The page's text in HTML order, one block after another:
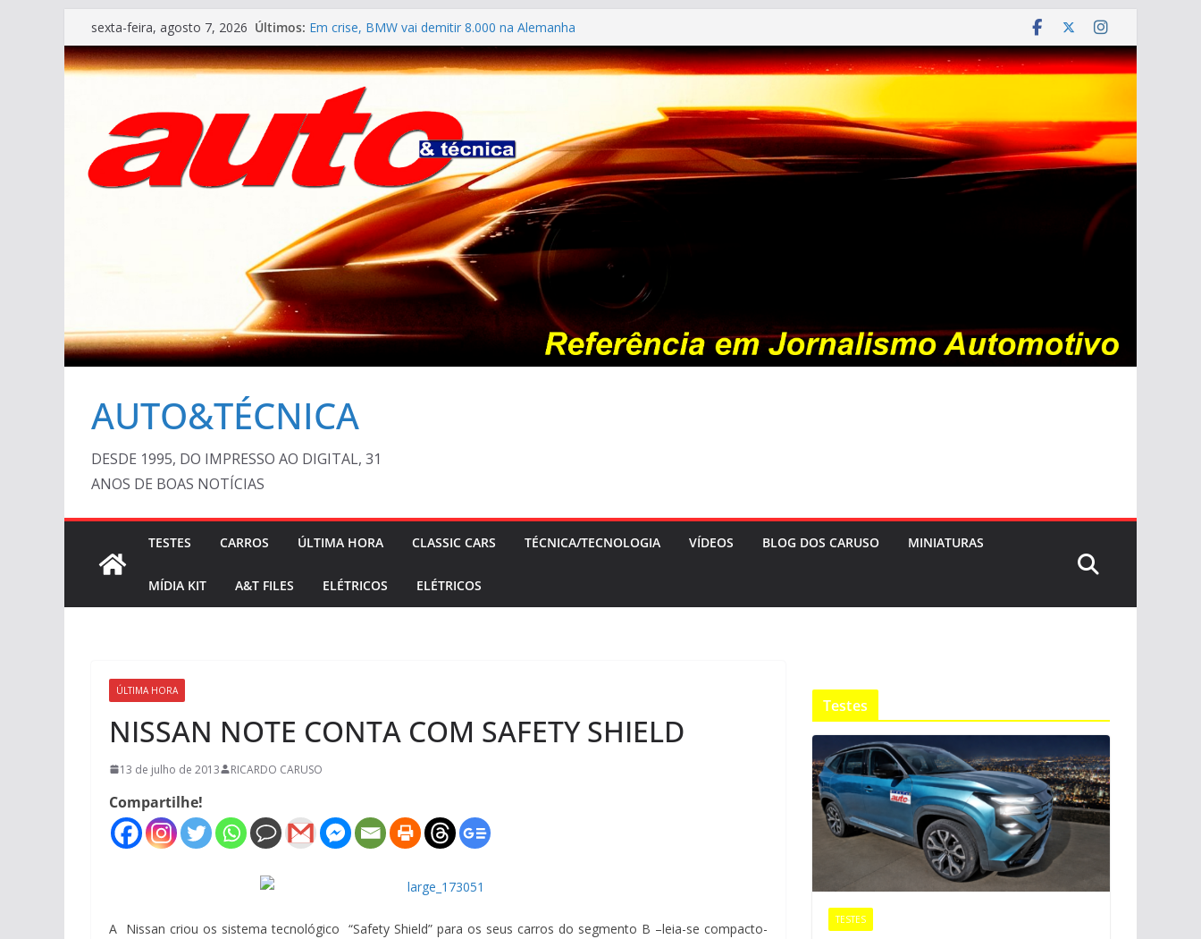
Pular
para
o
sexta-feira, agosto 7, 2026 Últimos: Em crise, BMW vai demitir 8.000 na Alemanha
VÍDEO ESPECIAL: os antigos no “Poços Classic Car 2026”
AUTO&TÉCNICA FILES #139 – Chevrolet Calibra 1993
Cristiano Ronaldo mostra sua garagem
Ferrari Luce 2026: esgotada em dois meses
AUTO&TÉCNICA
DESDE 1995, DO IMPRESSO AO DIGITAL, 31
ANOS DE BOAS NOTÍCIAS
TESTES CARROS ÚLTIMA HORA CLASSIC CARS TÉCNICA/TECNOLOGIA VÍDEOS BLOG DOS CARUSO MINIATURAS
MÍDIA KIT A&T FILES ELÉTRICOS ELÉTRICOS
ÚLTIMA HORA
NISSAN NOTE CONTA COM SAFETY SHIELD
13 de julho de 2013 RICARDO CARUSO
Compartilhe!
A Nissan criou os sistema tecnológico “Safety Shield” para os seus carros do segmento B –leia-se compacto-
Testes
TESTES